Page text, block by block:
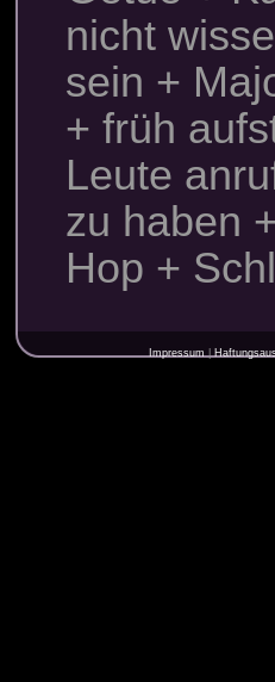
nicht
sein +
+ früh
Leute
zu haben
Hop +
Impressum